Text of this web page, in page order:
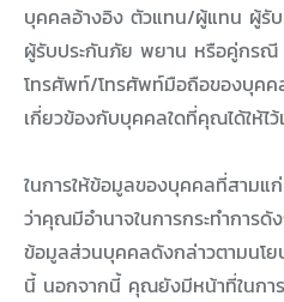
บุคคลอ้างอิง ตัวแทน/ผู้แทน ผู้รั
ผู้รับประกันภัย พยาน หรือคู่กรณี
โทรศัพท์/โทรศัพท์มือถือของบุคค
เกี่ยวข้องกับบุคคลใดที่คุณได้ให้ไ
ในการให้ข้อมูลของบุคคลที่สามแ
ว่าคุณมีอำนาจในการกระทำการดั
ข้อมูลส่วนบุคคลดังกล่าวตามนโ
นี้ นอกจากนี้ คุณยังมีหน้าที่ในกา